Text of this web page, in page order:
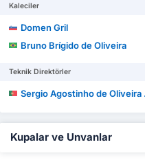
Kaleciler
Domen Gril
Bruno Brígido de Oliveira
Teknik Direktörler
Sergio Agostinho de Oliveira Vieira
Kupalar ve Unvanlar